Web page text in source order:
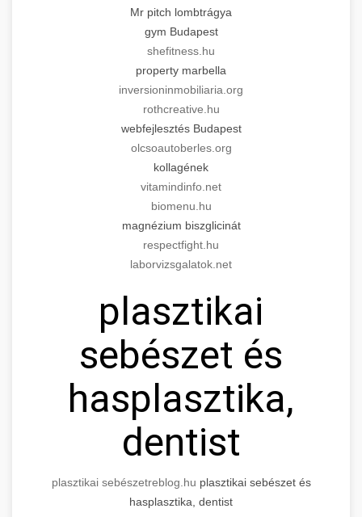
Mr pitch lombtrágya
gym Budapest
shefitness.hu
property marbella
inversioninmobiliaria.org
rothcreative.hu
webfejlesztés Budapest
olcsoautoberles.org
kollagének
vitamindinfo.net
biomenu.hu
magnézium biszglicinát
respectfight.hu
laborvizsgalatok.net
plasztikai
sebészet és
hasplasztika,
dentist
plasztikai sebészetreblog.hu plasztikai sebészet és
hasplasztika, dentist